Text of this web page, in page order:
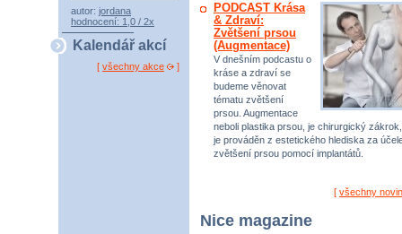
autor: jordana
hodnocení: 1,0 / 2x
Kalendář akcí
[ všechny akce ]
PODCAST Krása
& Zdraví:
Zvětšení prsou
(Augmentace)
V dnešním podcastu o
kráse a zdraví se
budeme věnovat
tématu zvětšení
prsou. Augmentace
neboli plastika prsou, je chirurgický
je prováděn z estetického hlediska za
zvětšení prsou pomocí implantátů.
[ všechny
Nice magazine